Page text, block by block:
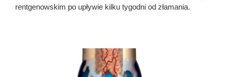
rentgenowskim po upływie kilku tygodni od złamania.